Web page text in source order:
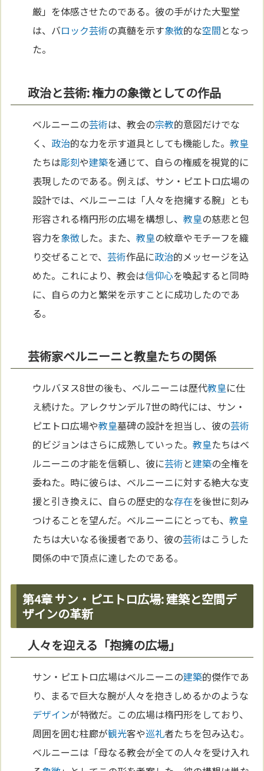
厳」を体感させたのである。彼の手がけた大聖堂
は、バロック芸術の真髄を示す象徴的な空間となっ
た。
政治と芸術: 権力の象徴としての作品
ベルニーニの芸術は、教会の宗教的意図だけでな
く、 政治的な力を示す道具としても機能した。教皇
たちは彫刻や建築を通じて、自らの権威を視覚的に
表現したのである。例えば、サン・ピエトロ広場の
設計では、ベルニーニは「人々を抱擁する腕」とも
形容される楕円形の広場を構想し、教皇の慈悲と包
容力を象徴した。また、教皇の紋章やモチーフを織
り交ぜることで、芸術作品に政治的メッセージを込
めた。これにより、教会は信仰心を喚起すると同時
に、自らの力と繁栄を示すことに成功したのであ
る。
芸術家ベルニーニと教皇たちの関係
ウルバヌス8世の後も、ベルニーニは歴代教皇に仕
え続けた。アレクサンデル7世の時代には、サン・
ピエトロ広場や教皇墓碑の設計を担当し、彼の芸術
的ビジョンはさらに成熟していった。教皇たちはベ
ルニーニの才能を信頼し、彼に芸術と建築の全権を
委ねた。時に彼らは、ベルニーニに対する絶大な支
援と引き換えに、自らの歴史的な存在を後世に刻み
つけることを望んだ。ベルニーニにとっても、教皇
たちは大いなる後援者であり、彼の芸術はこうした
関係の中で頂点に達したのである。
第4章 サン・ピエトロ広場: 建築と空間デ
ザインの革新
人々を迎える「抱擁の広場」
サン・ピエトロ広場はベルニーニの建築的傑作であ
り、まるで巨大な腕が人々を抱きしめるかのような
デザインが特徴だ。この広場は楕円形をしており、
周囲を囲む柱廊が観光客や巡礼者たちを包み込む。
ベルニーニは「母なる教会が全ての人々を受け入れ